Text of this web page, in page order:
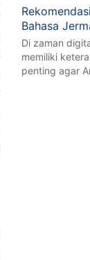
Bahasa
Di zaman
memiliki
penting agar